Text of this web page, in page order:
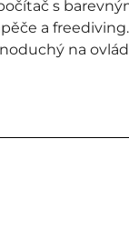
s
a freediving.
na